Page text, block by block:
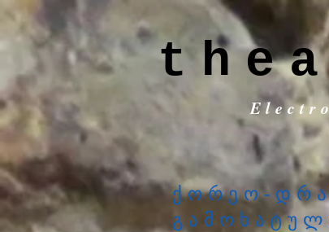
ქორეო-